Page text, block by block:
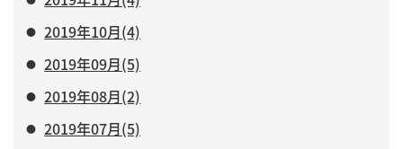
2019年10月(4)
2019年09月(5)
2019年08月(2)
2019年07月(5)